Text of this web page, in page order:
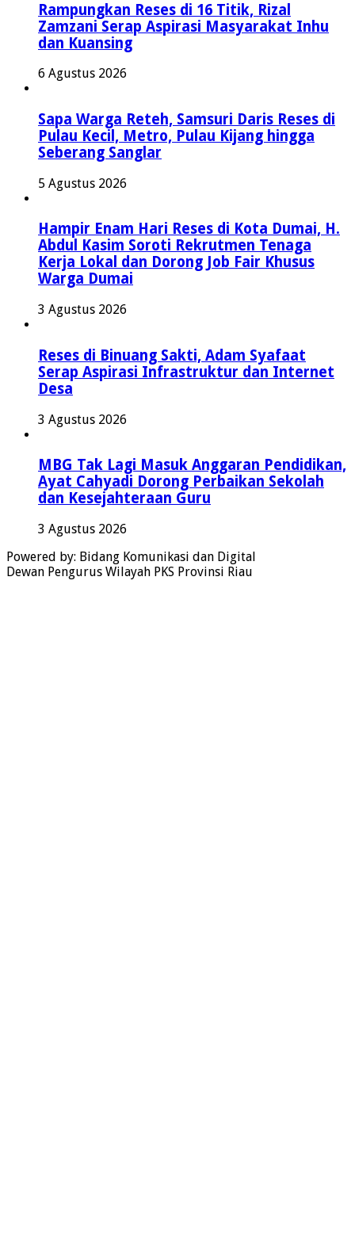
Rampungkan Reses di 16 Titik, Rizal
Zamzani Serap Aspirasi Masyarakat Inhu
dan Kuansing
6 Agustus 2026
Sapa Warga Reteh, Samsuri Daris Reses di
Pulau Kecil, Metro, Pulau Kijang hingga
Seberang Sanglar
5 Agustus 2026
Hampir Enam Hari Reses di Kota Dumai, H.
Abdul Kasim Soroti Rekrutmen Tenaga
Kerja Lokal dan Dorong Job Fair Khusus
Warga Dumai
3 Agustus 2026
Reses di Binuang Sakti, Adam Syafaat
Serap Aspirasi Infrastruktur dan Internet
Desa
3 Agustus 2026
MBG Tak Lagi Masuk Anggaran Pendidikan,
Ayat Cahyadi Dorong Perbaikan Sekolah
dan Kesejahteraan Guru
3 Agustus 2026
Powered by: Bidang Komunikasi dan Digital
Dewan Pengurus Wilayah PKS Provinsi Riau